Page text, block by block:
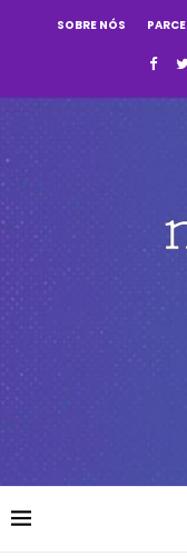
SOBRE NÓS